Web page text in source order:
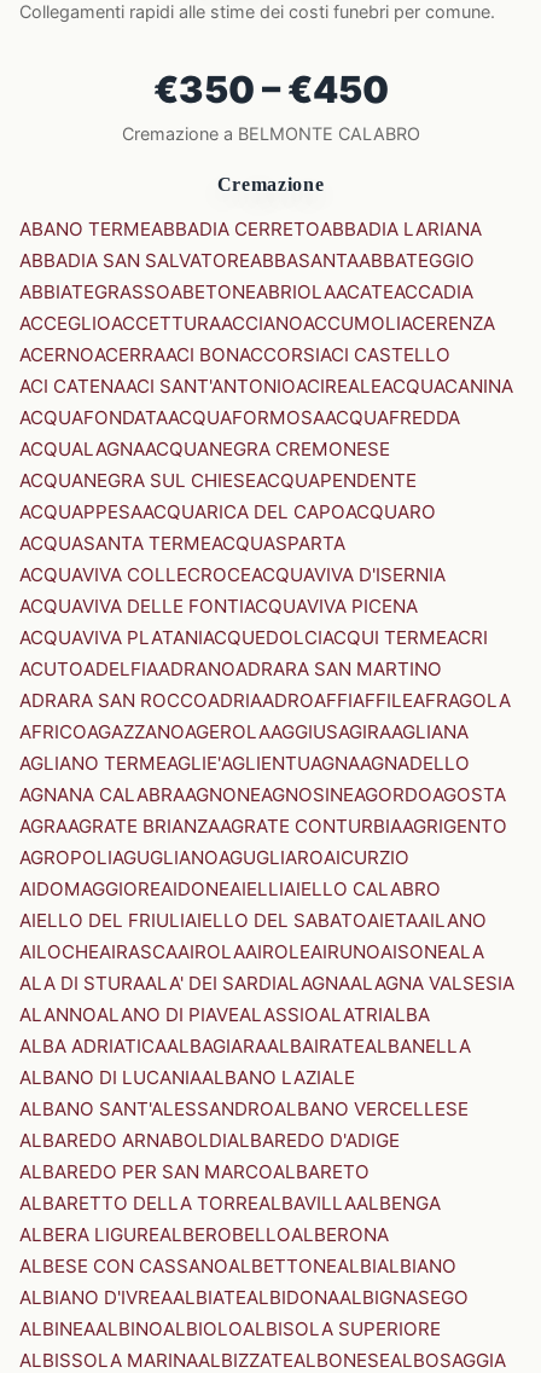
Collegamenti rapidi alle stime dei costi funebri per comune.
€350 – €450
Cremazione a BELMONTE CALABRO
Cremazione
ABANO TERMEABBADIA CERRETOABBADIA LARIANA
ABBADIA SAN SALVATOREABBASANTAABBATEGGIO
ABBIATEGRASSOABETONEABRIOLAACATEACCADIA
ACCEGLIOACCETTURAACCIANOACCUMOLIACERENZA
ACERNOACERRAACI BONACCORSIACI CASTELLO
ACI CATENAACI SANT'ANTONIOACIREALEACQUACANINA
ACQUAFONDATAACQUAFORMOSAACQUAFREDDA
ACQUALAGNAACQUANEGRA CREMONESE
ACQUANEGRA SUL CHIESEACQUAPENDENTE
ACQUAPPESAACQUARICA DEL CAPOACQUARO
ACQUASANTA TERMEACQUASPARTA
ACQUAVIVA COLLECROCEACQUAVIVA D'ISERNIA
ACQUAVIVA DELLE FONTIACQUAVIVA PICENA
ACQUAVIVA PLATANIACQUEDOLCIACQUI TERMEACRI
ACUTOADELFIAADRANOADRARA SAN MARTINO
ADRARA SAN ROCCOADRIAADROAFFIAFFILEAFRAGOLA
AFRICOAGAZZANOAGEROLAAGGIUSAGIRAAGLIANA
AGLIANO TERMEAGLIE'AGLIENTUAGNAAGNADELLO
AGNANA CALABRAAGNONEAGNOSINEAGORDOAGOSTA
AGRAAGRATE BRIANZAAGRATE CONTURBIAAGRIGENTO
AGROPOLIAGUGLIANOAGUGLIAROAICURZIO
AIDOMAGGIOREAIDONEAIELLIAIELLO CALABRO
AIELLO DEL FRIULIAIELLO DEL SABATOAIETAAILANO
AILOCHEAIRASCAAIROLAAIROLEAIRUNOAISONEALA
ALA DI STURAALA' DEI SARDIALAGNAALAGNA VALSESIA
ALANNOALANO DI PIAVEALASSIOALATRIALBA
ALBA ADRIATICAALBAGIARAALBAIRATEALBANELLA
ALBANO DI LUCANIAALBANO LAZIALE
ALBANO SANT'ALESSANDROALBANO VERCELLESE
ALBAREDO ARNABOLDIALBAREDO D'ADIGE
ALBAREDO PER SAN MARCOALBARETO
ALBARETTO DELLA TORREALBAVILLAALBENGA
ALBERA LIGUREALBEROBELLOALBERONA
ALBESE CON CASSANOALBETTONEALBIALBIANO
ALBIANO D'IVREAALBIATEALBIDONAALBIGNASEGO
ALBINEAALBINOALBIOLOALBISOLA SUPERIORE
ALBISSOLA MARINAALBIZZATEALBONESEALBOSAGGIA